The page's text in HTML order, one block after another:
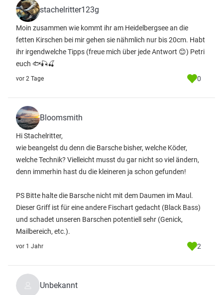
stachelritter123g
Moin zusammen wie kommt ihr am Heidelbergsee an die
fetten Kirschen bei mir gehen sie nähmlich nur bis 20cm. Habt
ihr irgendwelche Tipps (freue mich über jede Antwort 😊) Petri
euch 🐟🎣🍒
vor 2 Tage 0
Bloomsmith
Hi Stachelritter,
wie beangelst du denn die Barsche bisher, welche Köder,
welche Technik? Vielleicht musst du gar nicht so viel ändern,
denn immerhin hast du die kleineren ja schon gefunden!
PS Bitte halte die Barsche nicht mit dem Daumen im Maul.
Dieser Griff ist für eine andere Fischart gedacht (Black Bass)
und schadet unseren Barschen potentiell sehr (Genick,
Mailbereich, etc.).
vor 1 Jahr 2
Unbekannt